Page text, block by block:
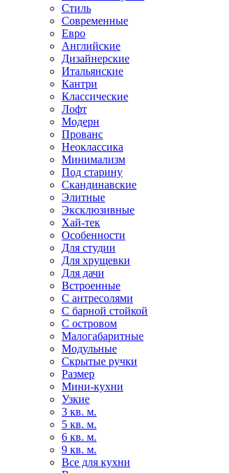
Стиль
Современные
Евро
Английские
Дизайнерские
Итальянские
Кантри
Классические
Лофт
Модерн
Прованс
Неоклассика
Минимализм
Под старину
Скандинавские
Элитные
Эксклюзивные
Хай-тек
Особенности
Для студии
Для хрущевки
Для дачи
Встроенные
С антресолями
С барной стойкой
С островом
Малогабаритные
Модульные
Скрытые ручки
Размер
Мини-кухни
Узкие
3 кв. м.
5 кв. м.
6 кв. м.
9 кв. м.
Все для кухни